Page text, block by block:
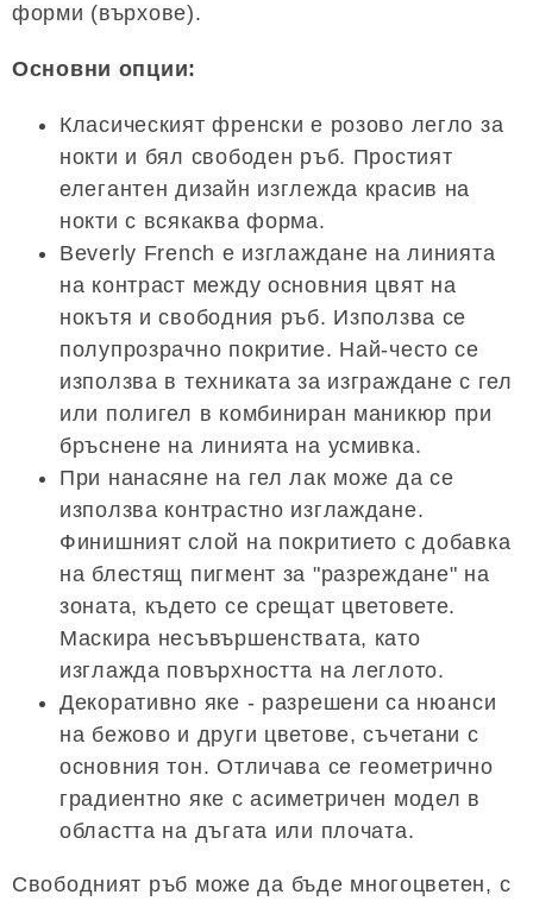
форми (върхове).
Основни опции:
Класическият френски е розово легло за
нокти и бял свободен ръб. Простият
елегантен дизайн изглежда красив на
нокти с всякаква форма.
Beverly French е изглаждане на линията
на контраст между основния цвят на
нокътя и свободния ръб. Използва се
полупрозрачно покритие. Най-често се
използва в техниката за изграждане с гел
или полигел в комбиниран маникюр при
бръснене на линията на усмивка.
При нанасяне на гел лак може да се
използва контрастно изглаждане.
Финишният слой на покритието с добавка
на блестящ пигмент за "разреждане" на
зоната, където се срещат цветовете.
Маскира несъвършенствата, като
изглажда повърхността на леглото.
Декоративно яке - разрешени са нюанси
на бежово и други цветове, съчетани с
основния тон. Отличава се геометрично
градиентно яке с асиметричен модел в
областта на дъгата или плочата.
Свободният ръб може да бъде многоцветен, с